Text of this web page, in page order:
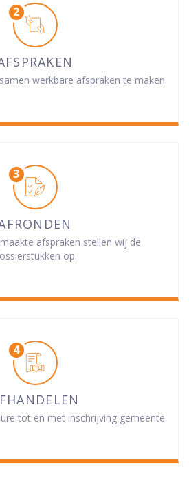
werkbare afspraken te maken.
afspraken stellen wij de
op.
tot en met inschrijving gemeente.